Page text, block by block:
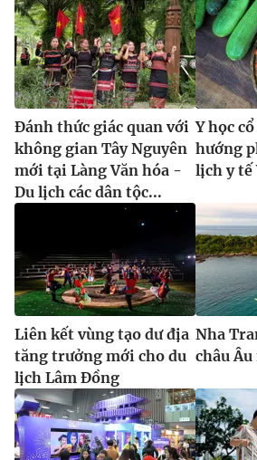
Đánh thức giác quan với
không gian Tây Nguyên
mới tại Làng Văn hóa -
Du lịch các dân tộc...
Y học
hướng
lịch y tế
Liên kết vùng tạo dư địa
tăng trưởng mới cho du
lịch Lâm Đồng
Nha
châu